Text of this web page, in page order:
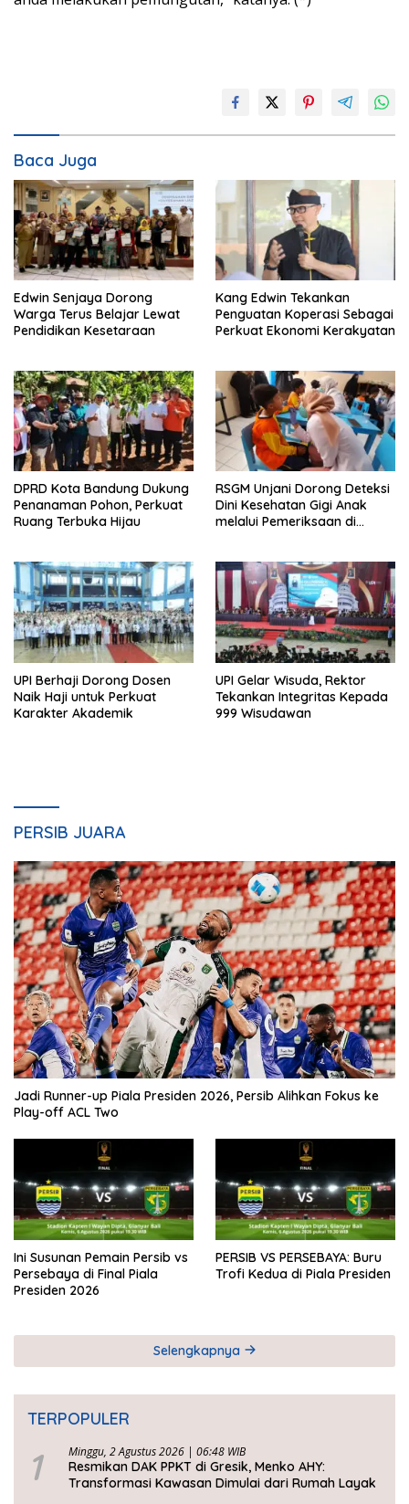
Baca Juga
Edwin Senjaya Dorong
Warga Terus Belajar Lewat
Pendidikan Kesetaraan
Kang Edwin Tekankan
Penguatan Koperasi Sebagai
Perkuat Ekonomi Kerakyatan
DPRD Kota Bandung Dukung
Penanaman Pohon, Perkuat
Ruang Terbuka Hijau
RSGM Unjani Dorong Deteksi
Dini Kesehatan Gigi Anak
melalui Pemeriksaan di
UPI Berhaji Dorong Dosen
Naik Haji untuk Perkuat
Karakter Akademik
UPI Gelar Wisuda, Rektor
Tekankan Integritas Kepada
999 Wisudawan
PERSIB JUARA
Jadi Runner-up Piala Presiden 2026, Persib Alihkan Fokus ke
Play-off ACL Two
Ini Susunan Pemain Persib vs
Persebaya di Final Piala
Presiden 2026
PERSIB VS PERSEBAYA: Buru
Trofi Kedua di Piala Presiden
Selengkapnya
TERPOPULER
1 Minggu, 2 Agustus 2026 | 06:48 WIB
Resmikan DAK PPKT di Gresik, Menko AHY:
Transformasi Kawasan Dimulai dari Rumah Layak